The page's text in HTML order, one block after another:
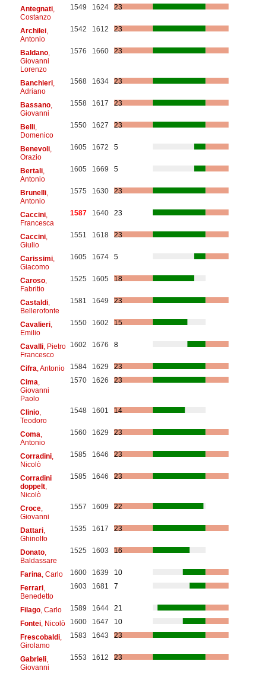
Antegnati,
Costanzo
1549 1624 23
Archilei,
Antonio
1542 1612 23
Baldano,
Giovanni
Lorenzo
1576 1660 23
Banchieri,
Adriano
1568 1634 23
Bassano,
Giovanni
1558 1617 23
Belli,
Domenico
1550 1627 23
Benevoli,
Orazio
1605 1672 5
Bertali,
Antonio
1605 1669 5
Brunelli,
Antonio
1575 1630 23
Caccini,
Francesca
1587 1640 23
Caccini,
Giulio
1551 1618 23
Carissimi,
Giacomo
1605 1674 5
Caroso,
Fabritio
1525 1605 18
Castaldi,
Bellerofonte
1581 1649 23
Cavalieri,
Emilio
1550 1602 15
Cavalli, Pietro
Francesco
1602 1676 8
Cifra , Antonio 1584 1629
23
Cima
Giovanni
Paolo
1570 1626 23
Clinio,
Teodoro
1548 1601 14
Coma
Antonio
1560 1629 23
Corradini,
Nicolò
1585 1646 23
Corradini
doppelt,
Nicolò
1585 1646 23
Croce,
Giovanni
1557 1609 22
Dattari,
Ghinolfo
1535 1617 23
Donato,
Baldassare
1525 1603 16
Farina , Carlo 1600 1639
10
Ferrari,
Benedetto
1603 1681 7
Filago, Carlo 1589 1644
21
Fontei, Nicolò 1600 1647
10
Frescobaldi,
Girolamo
1583 1643 23
Gabrieli,
Giovanni
1553 1612 23